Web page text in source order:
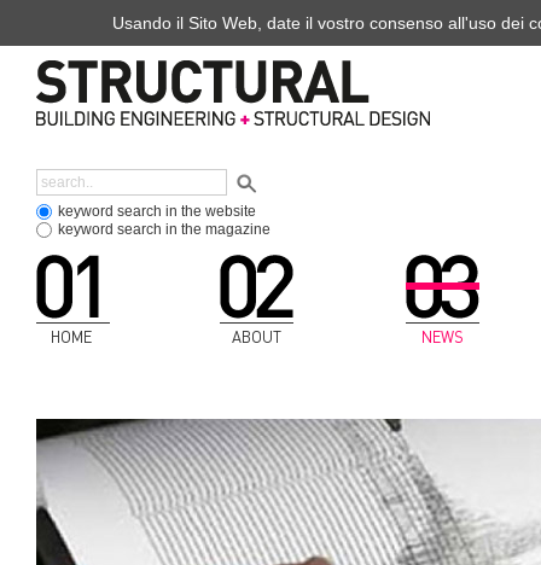
keyword search in the website
keyword search in the magazine
HOME ABOUT NEWS
Usando il Sito Web, date il vostro consenso all'uso